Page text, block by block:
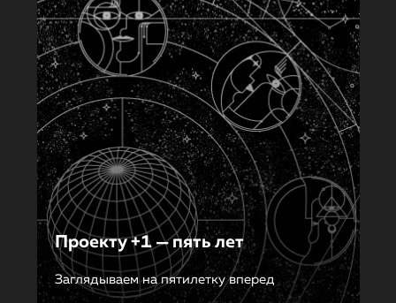
Проекту +1 — пять лет
Заглядываем на пятилетку вперед